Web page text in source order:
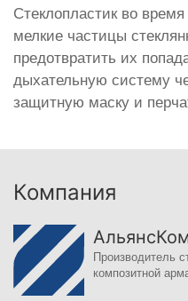
Стеклопластик во
мелкие частицы
предотвратить их
дыхательную систему
защитную маску и
Компания
Производитель
композитной